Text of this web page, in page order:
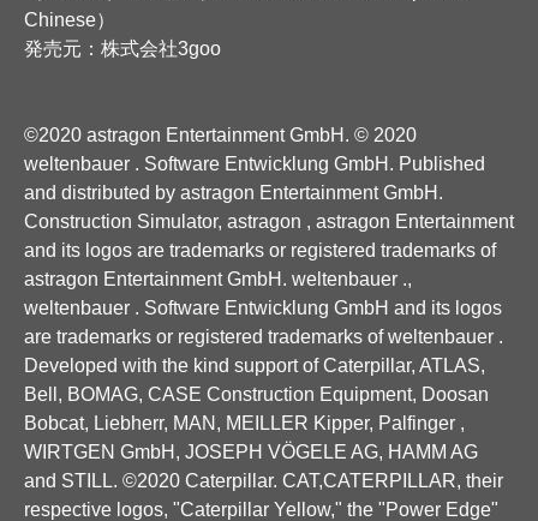
Chinese）
発売元：株式会社3goo
©2020 astragon Entertainment GmbH. © 2020
weltenbauer . Software Entwicklung GmbH. Published
and distributed by astragon Entertainment GmbH.
Construction Simulator, astragon , astragon Entertainment
and its logos are trademarks or registered trademarks of
astragon Entertainment GmbH. weltenbauer .,
weltenbauer . Software Entwicklung GmbH and its logos
are trademarks or registered trademarks of weltenbauer .
Developed with the kind support of Caterpillar, ATLAS,
Bell, BOMAG, CASE Construction Equipment, Doosan
Bobcat, Liebherr, MAN, MEILLER Kipper, Palfinger ,
WIRTGEN GmbH, JOSEPH VÖGELE AG, HAMM AG
and STILL. ©2020 Caterpillar. CAT,CATERPILLAR, their
respective logos, "Caterpillar Yellow," the "Power Edge"